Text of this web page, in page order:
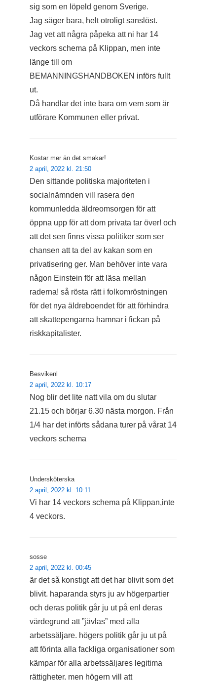
sig som en löpeld genom Sverige.
Jag säger bara, helt otroligt sanslöst.
Jag vet att några påpeka att ni har 14
veckors schema på Klippan, men inte
länge till om
BEMANNINGSHANDBOKEN införs fullt
ut.
Då handlar det inte bara om vem som är
utförare Kommunen eller privat.
Kostar mer än det smakar!
2 april, 2022 kl. 21:50
Den sittande politiska majoriteten i
socialnämnden vill rasera den
kommunledda äldreomsorgen för att
öppna upp för att dom privata tar över! och
att det sen finns vissa politiker som ser
chansen att ta del av kakan som en
privatisering ger. Man behöver inte vara
någon Einstein för att läsa mellan
raderna! så rösta rätt i folkomröstningen
för det nya äldreboendet för att förhindra
att skattepengarna hamnar i fickan på
riskkapitalister.
Besvikenl
2 april, 2022 kl. 10:17
Nog blir det lite natt vila om du slutar
21.15 och börjar 6.30 nästa morgon. Från
1/4 har det införts sådana turer på vårat 14
veckors schema
Undersköterska
2 april, 2022 kl. 10:11
Vi har 14 veckors schema på Klippan,inte
4 veckors.
sosse
2 april, 2022 kl. 00:45
är det så konstigt att det har blivit som det
blivit. haparanda styrs ju av högerpartier
och deras politik går ju ut på enl deras
värdegrund att ”jävlas” med alla
arbetssäljare. högers politik går ju ut på
att förinta alla fackliga organisationer som
kämpar för alla arbetssäljares legitima
rättigheter. men högern vill att